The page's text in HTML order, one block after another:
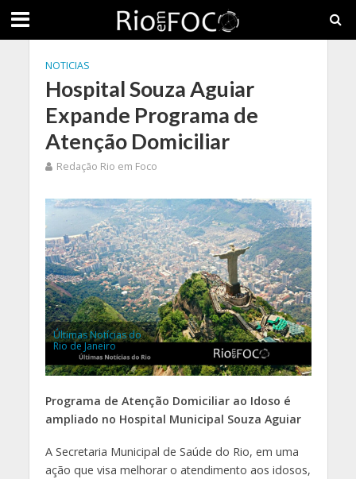
NOTICIAS
Hospital Souza Aguiar
Expande Programa de
Atenção Domiciliar
Redação Rio em Foco
Últimas Notícias do
Rio de Janeiro
Programa de Atenção Domiciliar ao Idoso é
ampliado no Hospital Municipal Souza Aguiar
A Secretaria Municipal de Saúde do Rio, em uma
ação que visa melhorar o atendimento aos idosos,